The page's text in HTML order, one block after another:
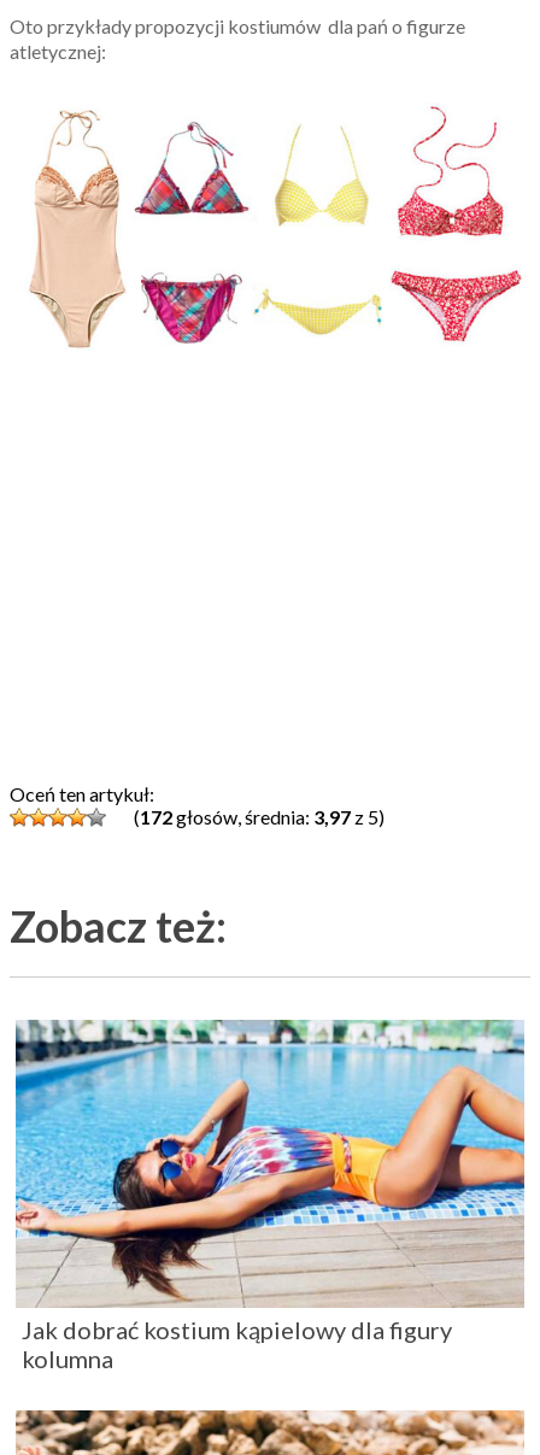
Oto przykłady propozycji kostiumów dla pań o figurze
atletycznej:
Oceń ten artykuł:
(172głosów, średnia: 3,97 z 5)
Zobacz też:
Jak dobrać kostium kąpielowy dla figury
kolumna